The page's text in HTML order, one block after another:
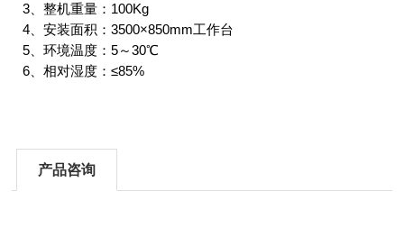
3、整机重量：100Kg
4、安装面积：3500×850mm工作台
5、环境温度：5～30℃
6、相对湿度：≤85%
产品咨询